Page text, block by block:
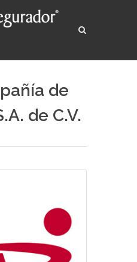
de
de C.V.